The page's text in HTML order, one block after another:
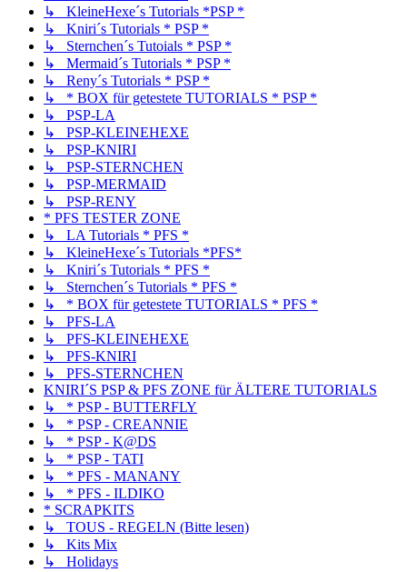
↳ KleineHexe´s Tutorials *PSP *
↳ Kniri´s Tutorials * PSP *
↳ Sternchen´s Tutoials * PSP *
↳ Mermaid´s Tutorials * PSP *
↳ Reny´s Tutorials * PSP *
↳ * BOX für getestete TUTORIALS * PSP *
↳ PSP-LA
↳ PSP-KLEINEHEXE
↳ PSP-KNIRI
↳ PSP-STERNCHEN
↳ PSP-MERMAID
↳ PSP-RENY
* PFS TESTER ZONE
↳ LA Tutorials * PFS *
↳ KleineHexe´s Tutorials *PFS*
↳ Kniri´s Tutorials * PFS *
↳ Sternchen´s Tutorials * PFS *
↳ * BOX für getestete TUTORIALS * PFS *
↳ PFS-LA
↳ PFS-KLEINEHEXE
↳ PFS-KNIRI
↳ PFS-STERNCHEN
KNIRI´S PSP & PFS ZONE für ÄLTERE TUTORIALS
↳ * PSP - BUTTERFLY
↳ * PSP - CREANNIE
↳ * PSP - K@DS
↳ * PSP - TATI
↳ * PFS - MANANY
↳ * PFS - ILDIKO
* SCRAPKITS
↳ TOUS - REGELN (Bitte lesen)
↳ Kits Mix
↳ Holidays